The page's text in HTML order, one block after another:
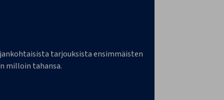
tarjouksista ensimmäisten
milloin tahansa.